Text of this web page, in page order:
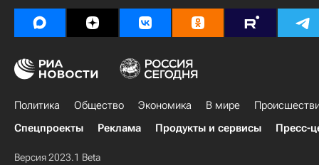
Политика Общество Экономика В мире
Спецпроекты
Реклама Продукты и сервисы Пресс-
Версия 2023.1 Beta